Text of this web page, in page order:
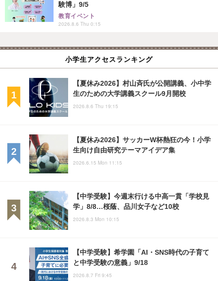
験博」9/5
教育イベント
2026.8.6 Thu 0:15
小学生アクセスランキング
【夏休み2026】村山斉氏が公開講義、小中学
生のための大学講義スクール9月開校
2026.8.6 Thu 19:15
【夏休み2026】サッカーW杯熱狂の今！小学
生向け自由研究テーマアイデア集
2026.6.15 Mon 11:15
【中学受験】今週末行ける中高一貫「学校見
学」8/8…桜蔭、品川女子など10校
2026.8.3 Mon 10:15
【中学受験】希学園「AI・SNS時代の子育て
と中学受験の意義」9/18
2026.8.7 Fri 9:45